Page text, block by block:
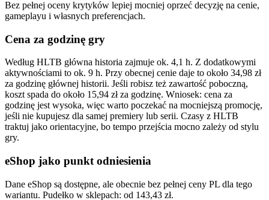
Bez pełnej oceny krytyków lepiej mocniej oprzeć decyzję na cenie,
gameplayu i własnych preferencjach.
Cena za godzinę gry
Według HLTB główna historia zajmuje ok. 4,1 h. Z dodatkowymi
aktywnościami to ok. 9 h. Przy obecnej cenie daje to około 34,98 zł
za godzinę głównej historii. Jeśli robisz też zawartość poboczną,
koszt spada do około 15,94 zł za godzinę. Wniosek: cena za
godzinę jest wysoka, więc warto poczekać na mocniejszą promocję,
jeśli nie kupujesz dla samej premiery lub serii. Czasy z HLTB
traktuj jako orientacyjne, bo tempo przejścia mocno zależy od stylu
gry.
eShop jako punkt odniesienia
Dane eShop są dostępne, ale obecnie bez pełnej ceny PL dla tego
wariantu. Pudełko w sklepach: od 143,43 zł.